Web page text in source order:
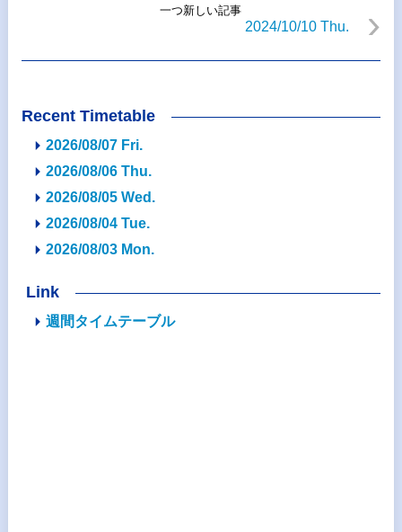
一つ新しい記事
2024/10/10 Thu.
Recent Timetable
2026/08/07 Fri.
2026/08/06 Thu.
2026/08/05 Wed.
2026/08/04 Tue.
2026/08/03 Mon.
Link
週間タイムテーブル